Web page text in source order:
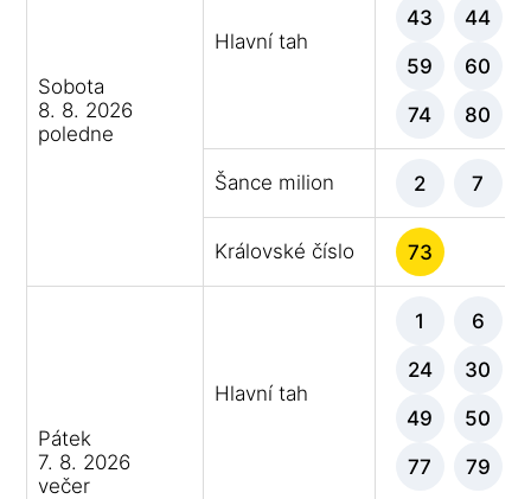
Sobota
8. 8. 2026
poledne
Hlavní tah
43 44
59 60
74 80
Šance milion 2 7
Královské číslo 73
Pátek
7. 8. 2026
večer
Hlavní tah
1 6
24 30
49 50
77 79